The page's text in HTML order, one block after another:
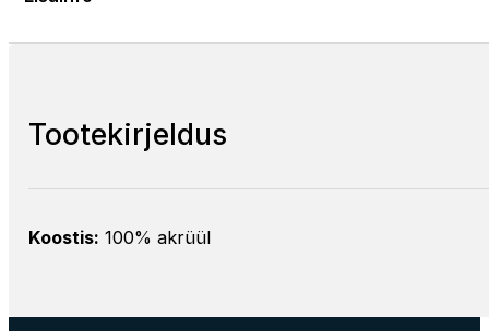
Tootekirjeldus
Koostis: 100% akrüül